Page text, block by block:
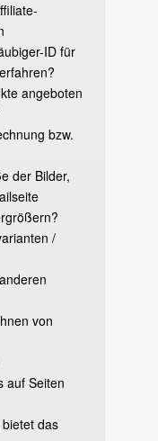
ID für
angeboten
bzw.
der Bilder,
/
von
auf Seiten
das